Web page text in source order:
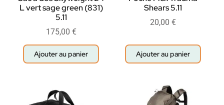
L vert sage green (831)
5.11
175,00 €
Ajouter au panier
Shears 5.11
20,00 €
Ajouter au panier